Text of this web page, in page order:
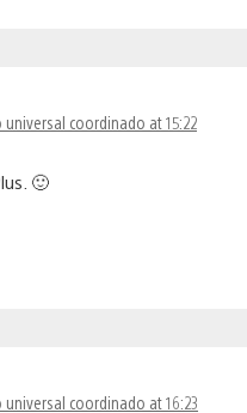
coordinado at 15:22
🙂
coordinado at 16:23